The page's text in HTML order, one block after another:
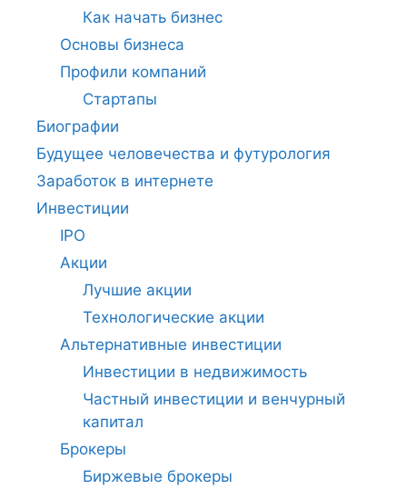
Как начать бизнес
Основы бизнеса
Профили компаний
Стартапы
Биографии
Будущее человечества и футурология
Заработок в интернете
Инвестиции
IPO
Акции
Лучшие акции
Технологические акции
Альтернативные инвестиции
Инвестиции в недвижимость
Частный инвестиции и венчурный
капитал
Брокеры
Биржевые брокеры